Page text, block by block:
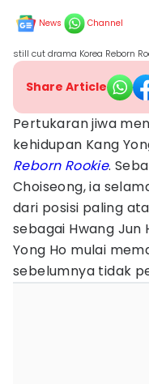
News Channel
still cut drama Korea Reborn
Share Article
Pertukaran jiwa
kehidupan Kang
Reborn Rookie.
Choiseong, ia
dari posisi paling
sebagai Hwang Jun
Yong Ho mulai
sebelumnya tidak